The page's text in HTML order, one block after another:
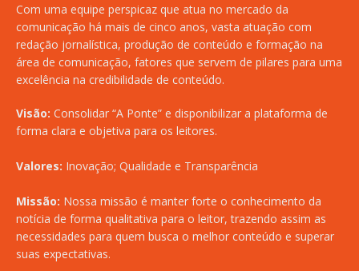
Com uma equipe perspicaz que atua no mercado da
comunicação há mais de cinco anos, vasta atuação com
redação jornalística, produção de conteúdo e formação na
área de comunicação, fatores que servem de pilares para uma
excelência na credibilidade de conteúdo.
Visão: Consolidar “A Ponte” e disponibilizar a plataforma de
forma clara e objetiva para os leitores.
Valores: Inovação; Qualidade e Transparência
Missão: Nossa missão é manter forte o conhecimento da
notícia de forma qualitativa para o leitor, trazendo assim as
necessidades para quem busca o melhor conteúdo e superar
suas expectativas.